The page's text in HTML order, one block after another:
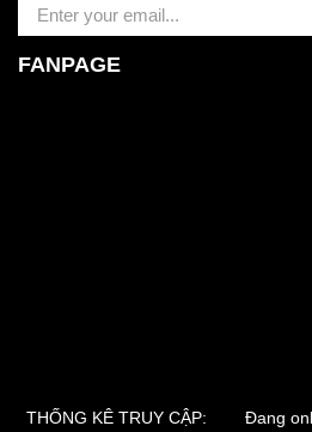
FANPAGE
THỐNG KÊ TRUY CẬP:
Đang